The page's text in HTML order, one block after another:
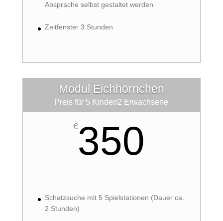
Absprache selbst gestaltet werden
Zeitfenster 3 Stunden
Modul Eichhörnchen
Preis für 5 Kinder/2 Erwachsene
€350
Schatzsuche mit 5 Spielstationen (Dauer ca.
2 Stunden)